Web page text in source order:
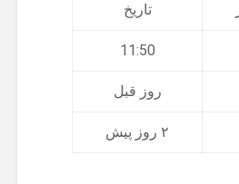
تاریخ
11:50
روز قبل
۲ روز پیش